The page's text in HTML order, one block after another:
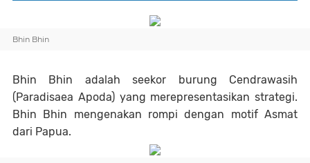
Bhin Bhin
Bhin Bhin adalah seekor burung Cendrawasih
(Paradisaea Apoda) yang merepresentasikan strategi.
Bhin Bhin mengenakan rompi dengan motif Asmat
dari Papua.